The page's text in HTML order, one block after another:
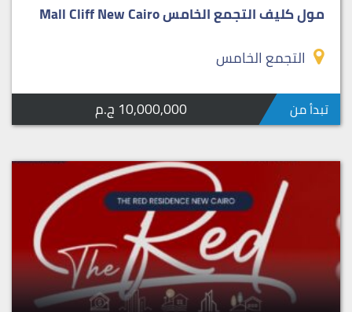
مول كليف التجمع الخامس Mall Cliff New Cairo
التجمع الخامس
تبدأ من 10,000,000 ج.م